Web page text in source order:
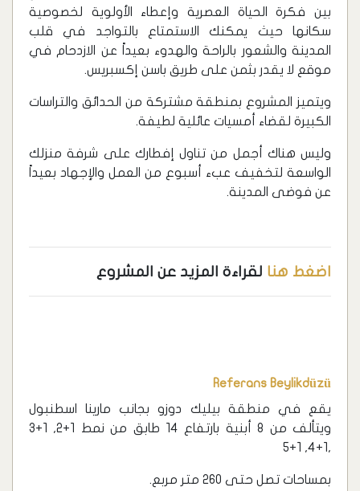
بين فكرة الحياة العصرية وإعطاء الأولوية لخصوصية
سكانها حيث يمكنك الاستمتاع بالتواجد في قلب
المدينة والشعور بالراحة والهدوء بعيداً عن الازدحام في
موقع لا يقدر بثمن على طريق باسن إكسبريس.
ويتميز المشروع بمنطقة مشتركة من الحدائق والتراسات
الكبيرة لقضاء أمسيات عائلية لطيفة.
وليس هناك أجمل من تناول إفطارك على شرفة منزلك
الواسعة لتخفيف عبء أسبوع من العمل والإجهاد بعيداً
عن فوضى المدينة.
اضغط هنا لقراءة المزيد عن المشروع
Referans Beylikdüzü
يقع في منطقة بيليك دوزو بجانب مارينا اسطنبول
ويتألف من 8 أبنية بارتفاع 14 طابق من نمط 1+2, 1+3
,1+4, 1+5
بمساحات تصل حتى 260 متر مربع.